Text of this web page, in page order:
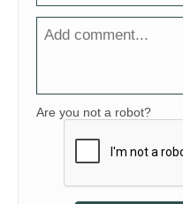
Are you not a robot?